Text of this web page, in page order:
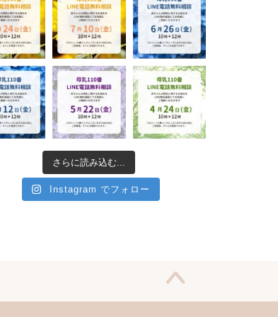
さらに読み込む...
Instagram でフォロー